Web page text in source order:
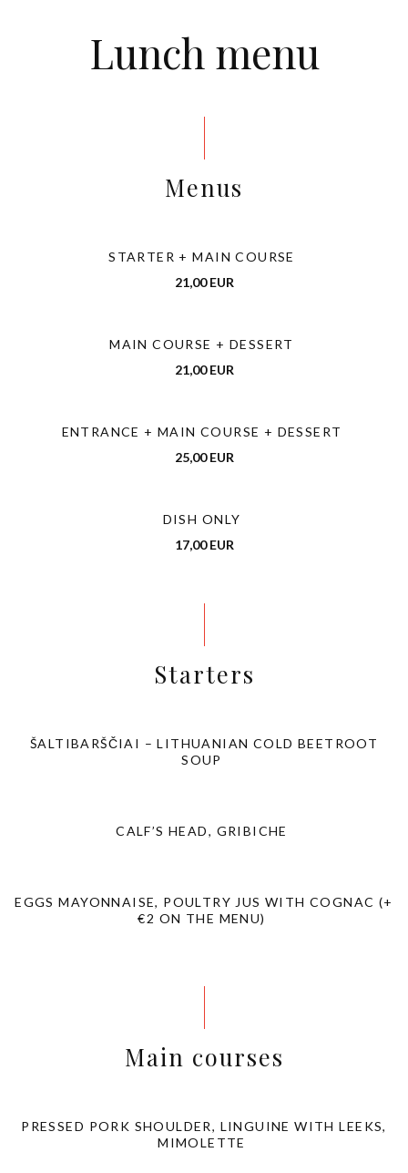
Lunch menu
Menus
STARTER + MAIN COURSE
21,00 EUR
MAIN COURSE + DESSERT
21,00 EUR
ENTRANCE + MAIN COURSE + DESSERT
25,00 EUR
DISH ONLY
17,00 EUR
Starters
ŠALTIBARŠČIAI – LITHUANIAN COLD BEETROOT
SOUP
CALF’S HEAD, GRIBICHE
EGGS MAYONNAISE, POULTRY JUS WITH COGNAC (+
€2 ON THE MENU)
Main courses
PRESSED PORK SHOULDER, LINGUINE WITH LEEKS,
MIMOLETTE